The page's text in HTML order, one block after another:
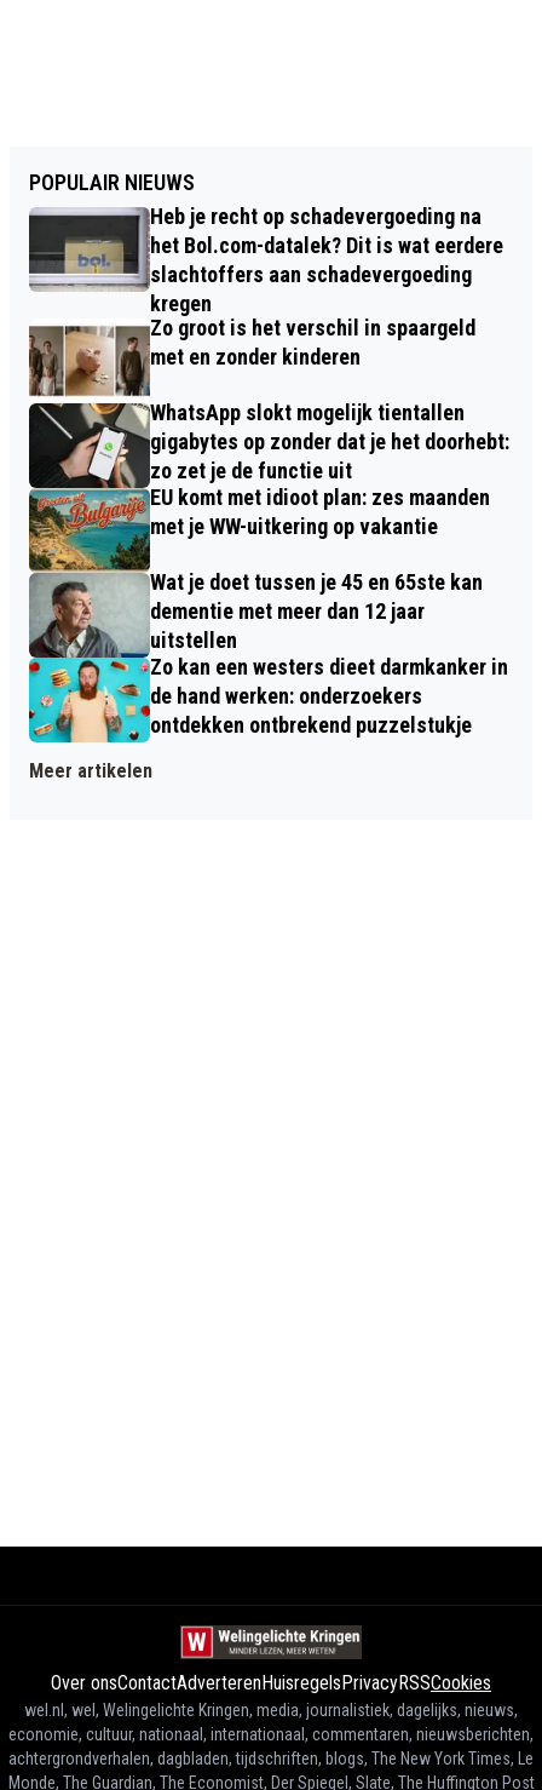
POPULAIR NIEUWS
Heb je recht op schadevergoeding na
het Bol.com-datalek? Dit is wat eerdere
slachtoffers aan schadevergoeding
kregen
Zo groot is het verschil in spaargeld
met en zonder kinderen
WhatsApp slokt mogelijk tientallen
gigabytes op zonder dat je het doorhebt:
zo zet je de functie uit
EU komt met idioot plan: zes maanden
met je WW-uitkering op vakantie
Wat je doet tussen je 45 en 65ste kan
dementie met meer dan 12 jaar
uitstellen
Zo kan een westers dieet darmkanker in
de hand werken: onderzoekers
ontdekken ontbrekend puzzelstukje
Meer artikelen
Over onsContactAdverterenHuisregelsPrivacyRSSCookies
wel.nl, wel, Welingelichte Kringen, media, journalistiek, dagelijks, nieuws,
economie, cultuur, nationaal, internationaal, commentaren, nieuwsberichten,
achtergrondverhalen, dagbladen, tijdschriften, blogs, The New York Times, Le
Monde, The Guardian, The Economist, Der Spiegel, Slate, The Huffington Post